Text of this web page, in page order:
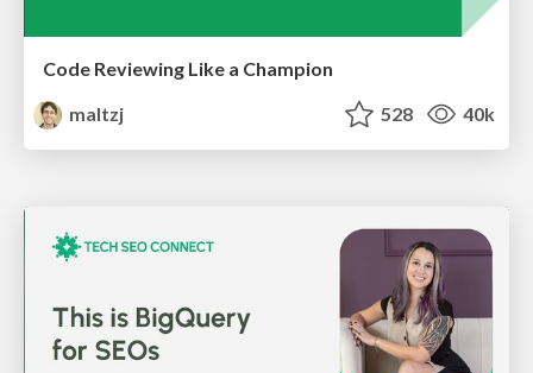
Code Reviewing Like a Champion
maltzj
528 40k